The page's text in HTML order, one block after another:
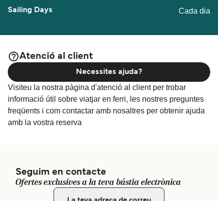
Cada dia
Atenció al client
Visiteu la nostra pàgina d'atenció al client per trobar
informació útil sobre viatjar en ferri, les nostres preguntes
freqüents i com contactar amb nosaltres per obtenir ajuda
amb la vostra reserva
Necessites ajuda?
Seguim en contacte
Ofertes exclusives a la teva bústia electrònica